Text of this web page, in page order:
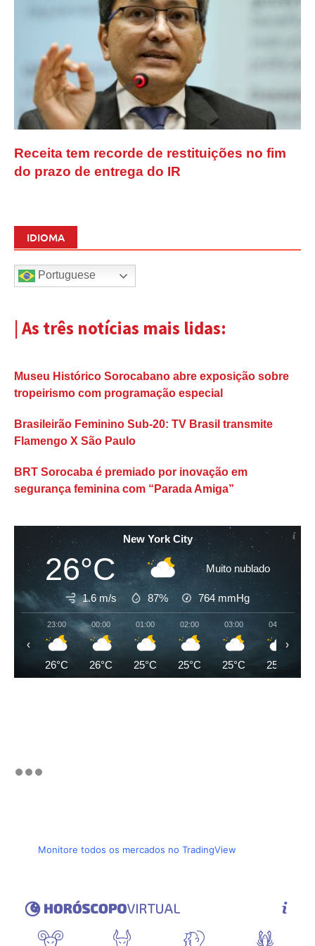
Receita tem recorde de restituições no fim
do prazo de entrega do IR
IDIOMA
Portuguese
| As três notícias mais lidas:
Museu Histórico Sorocabano abre exposição sobre
tropeirismo com programação especial
Brasileirão Feminino Sub-20: TV Brasil transmite
Flamengo X São Paulo
BRT Sorocaba é premiado por inovação em
segurança feminina com “Parada Amiga”
New York City
26°C Muito nublado
1.6 m/s 87% 764 mmHg
23:00
26°C
00:00
26°C
01:00
25°C
02:00
25°C
03:00
25°C
04:00
25°C
‹ ›
Monitore todos os mercados no TradingView